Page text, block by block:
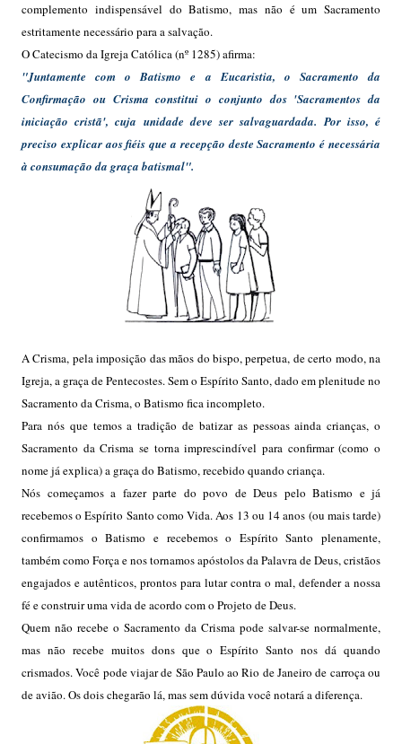
complemento indispensável do Batismo, mas não é um Sacramento
estritamente necessário para a salvação.
O Catecismo da Igreja Católica (nº 1285) afirma:
"Juntamente com o Batismo e a Eucaristia, o Sacramento da
Confirmação ou Crisma constitui o conjunto dos 'Sacramentos da
iniciação cristã', cuja unidade deve ser salvaguardada. Por isso, é
preciso explicar aos fiéis que a recepção deste Sacramento é necessária
à consumação da graça batismal".
A Crisma, pela imposição das mãos do bispo, perpetua, de certo modo, na
Igreja, a graça de Pentecostes. Sem o Espírito Santo, dado em plenitude no
Sacramento da Crisma, o Batismo fica incompleto.
Para nós que temos a tradição de batizar as pessoas ainda crianças, o
Sacramento da Crisma se torna imprescindível para confirmar (como o
nome já explica) a graça do Batismo, recebido quando criança.
Nós começamos a fazer parte do povo de Deus pelo Batismo e já
recebemos o Espírito Santo como Vida. Aos 13 ou 14 anos (ou mais tarde)
confirmamos o Batismo e recebemos o Espírito Santo plenamente,
também como Força e nos tornamos apóstolos da Palavra de Deus, cristãos
engajados e autênticos, prontos para lutar contra o mal, defender a nossa
fé e construir uma vida de acordo com o Projeto de Deus.
Quem não recebe o Sacramento da Crisma pode salvar-se normalmente,
mas não recebe muitos dons que o Espírito Santo nos dá quando
crismados. Você pode viajar de São Paulo ao Rio de Janeiro de carroça ou
de avião. Os dois chegarão lá, mas sem dúvida você notará a diferença.